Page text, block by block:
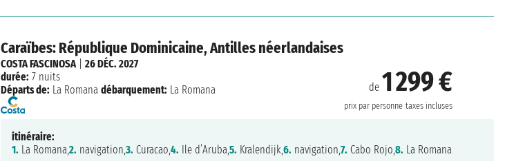
Caraïbes: République Dominicaine, Antilles néerlandaises
de 1 299 €
prix par personne taxes incluses
COSTA FASCINOSA|26 DÉC. 2027
durée: 7 nuits
Départs de: La Romana débarquement: La Romana
itinéraire:
1. La Romana,2. navigation,3. Curacao,4. Ile d’Aruba,5. Kralendijk,6. navigation,7. Cabo Rojo,8. La Romana